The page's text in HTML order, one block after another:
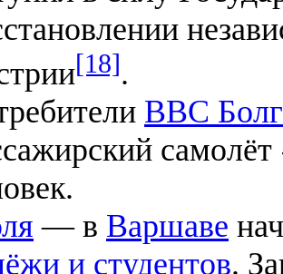
[18].
ВВС
— в Варшаве
и студентов.